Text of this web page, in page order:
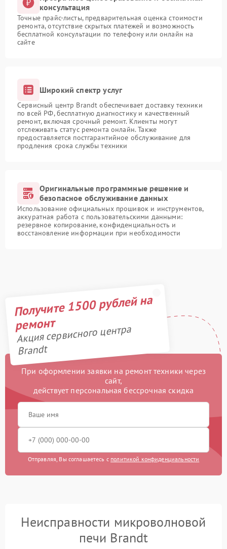
консультация
Точные прайс-листы, предварительная оценка стоимости
ремонта, отсутствие скрытых платежей и возможность
бесплатной консультации по телефону или онлайн на
сайте
Широкий спектр услуг
Сервисный центр Brandt обеспечивает доставку техники
по всей РФ, бесплатную диагностику и качественный
ремонт, включая срочный ремонт. Клиенты могут
отслеживать статус ремонта онлайн. Также
предоставляется постгарантийное обслуживание для
продления срока службы техники
Оригинальные программные решение и
безопасное обслуживание данных
Использование официальных прошивок и инструментов,
аккуратная работа с пользовательскими данными:
резервное копирование, конфиденциальность и
восстановление информации при необходимости
Получите 1500 рублей на
ремонт
Акция сервисного центра
Brandt
При оформлении заявки на ремонт техники через
сайт,
действует персональная бессрочная скидка
Отправляя, Вы соглашаетесь с политикой конфиденциальности
Неисправности микроволновой
печи Brandt